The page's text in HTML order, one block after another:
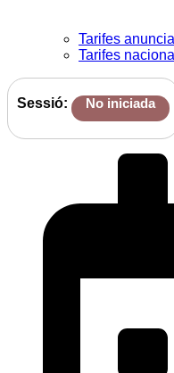
Tarifes
Tarifes
Sessió: No iniciada